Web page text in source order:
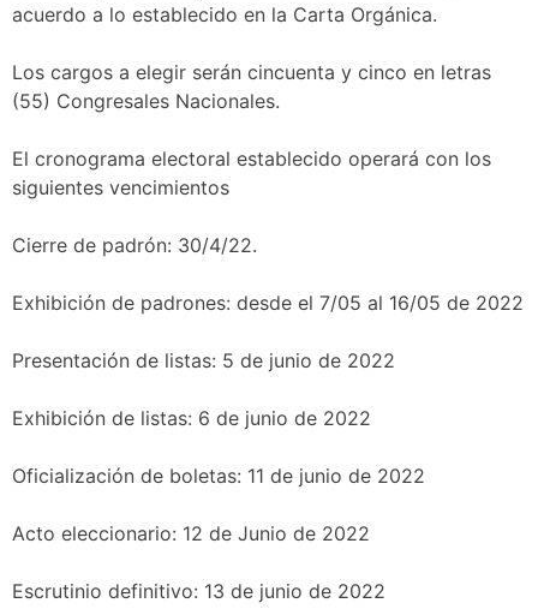
acuerdo a lo establecido en la Carta Orgánica.
Los cargos a elegir serán cincuenta y cinco en letras
(55) Congresales Nacionales.
El cronograma electoral establecido operará con los
siguientes vencimientos
Cierre de padrón: 30/4/22.
Exhibición de padrones: desde el 7/05 al 16/05 de 2022
Presentación de listas: 5 de junio de 2022
Exhibición de listas: 6 de junio de 2022
Oficialización de boletas: 11 de junio de 2022
Acto eleccionario: 12 de Junio de 2022
Escrutinio definitivo: 13 de junio de 2022